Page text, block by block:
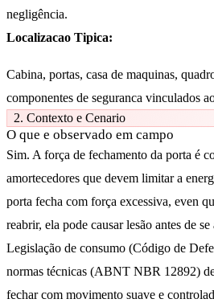
negligência.
Localizacao Tipica:
Cabina, portas, casa de maquinas,
componentes de seguranca vinculados
2. Contexto e Cenario
O que e observado em campo
Sim. A força de fechamento da porta é
amortecedores que devem limitar a
porta fecha com força excessiva, even
reabrir, ela pode causar lesão antes de
Legislação de consumo (Código de
normas técnicas (ABNT NBR 12892)
fechar com movimento suave e